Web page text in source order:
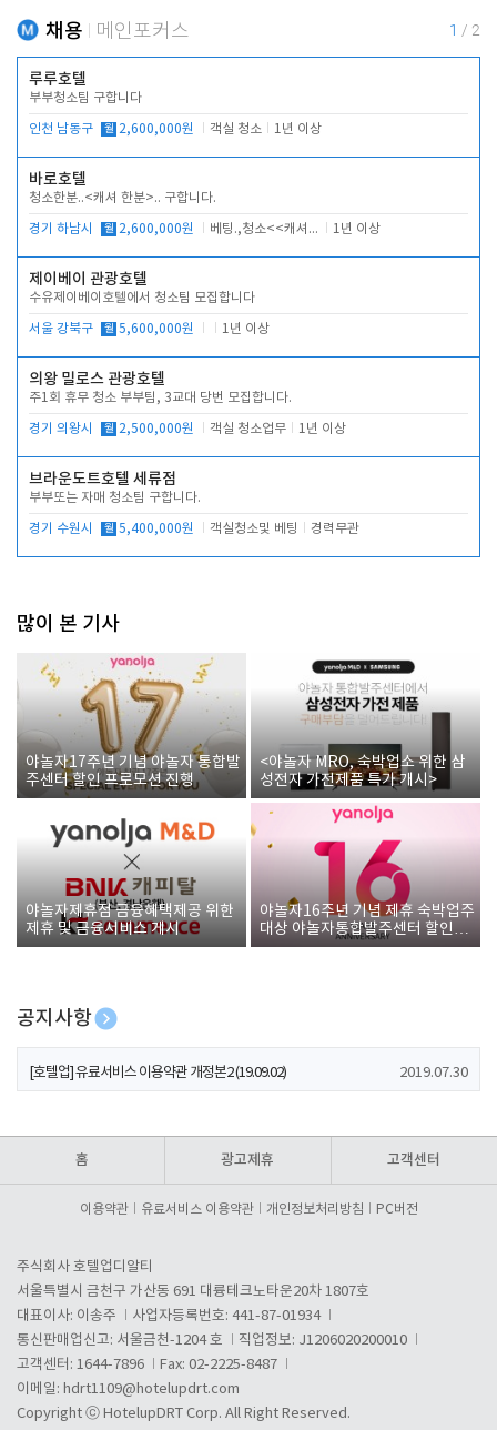
채용 메인포커스 1 / 2
루루호텔
부부청소팀 구합니다
인천 남동구 월 2,600,000원 객실 청소 1년 이상
바로호텔
청소한분..<캐셔 한분>.. 구합니다.
경기 하남시 월 2,600,000원 베팅.,청소<<캐셔 모셔봅니다. 1년 이상
제이베이 관광호텔
수유제이베이호텔에서 청소팀 모집합니다
서울 강북구 월 5,600,000원 1년 이상
의왕 밀로스 관광호텔
주1회 휴무 청소 부부팀, 3교대 당번 모집합니다.
경기 의왕시 월 2,500,000원 객실 청소업무 1년 이상
브라운도트호텔 세류점
부부또는 자매 청소팀 구합니다.
경기 수원시 월 5,400,000원 객실청소및 베팅 경력무관
많이 본 기사
야놀자17주년 기념 야놀자 통합발
주센터 할인 프로모션 진행
<야놀자 MRO, 숙박업소 위한 삼
성전자 가전제품 특가 개시>
야놀자제휴점 금융혜택제공 위한
제휴 및 금융서비스 게시
야놀자16주년 기념 제휴 숙박업주
대상 야놀자통합발주센터 할인쿠
폰 증정
공지사항
[호텔업] 개인정보 처리방침 개정본1 (19.09.02)
[호텔업] 유료서비스 이용약관 개정본2 (19.09.02) 2019.07.30
홈 광고제휴 고객센터
이용약관 유료서비스 이용약관 개인정보처리방침 PC버전
주식회사 호텔업디알티
서울특별시 금천구 가산동 691 대륭테크노타운20차 1807호
대표이사: 이송주
사업자등록번호: 441-87-01934
통신판매업신고: 서울금천-1204 호
직업정보: J1206020200010
고객센터: 1644-7896
Fax: 02-2225-8487
이메일: hdrt1109@hotelupdrt.com
Copyright ⓒ HotelupDRT Corp. All Right Reserved.